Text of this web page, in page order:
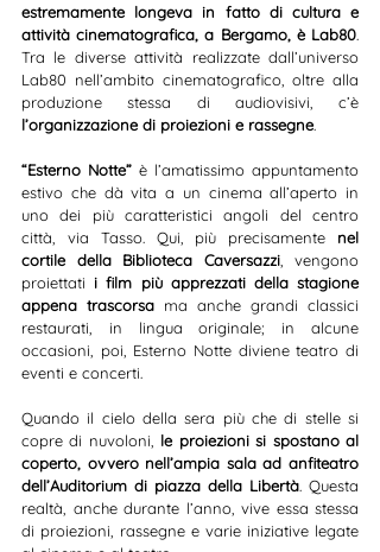
estremamente longeva in fatto di cultura e
attività cinematografica, a Bergamo, è Lab80.
Tra le diverse attività realizzate dall’universo
Lab80 nell’ambito cinematografico, oltre alla
l’organizzazione di proiezioni e rassegne.
“Esterno Notte” è l’amatissimo appuntamento
estivo che dà vita a un cinema all’aperto in
uno dei più caratteristici angoli del centro
città, via Tasso. Qui, più precisamente nel
cortile della Biblioteca Caversazzi, vengono
proiettati i film più apprezzati della stagione
appena trascorsa ma anche grandi classici
restaurati, in lingua originale; in alcune
occasioni, poi, Esterno Notte diviene teatro di
eventi e concerti.
Quando il cielo della sera più che di stelle si
copre di nuvoloni, le proiezioni si spostano al
coperto, ovvero nell’ampia sala ad anfiteatro
dell’Auditorium di piazza della Libertà. Questa
realtà, anche durante l’anno, vive essa stessa
di proiezioni, rassegne e varie iniziative legate